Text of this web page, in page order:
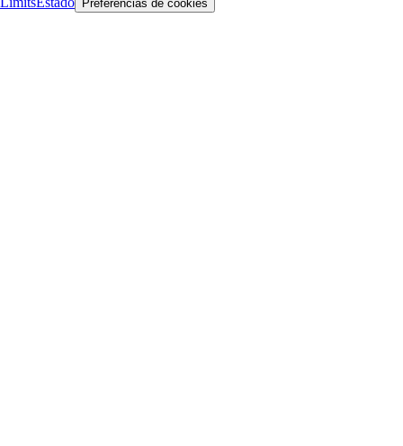
Preferencias de cookies